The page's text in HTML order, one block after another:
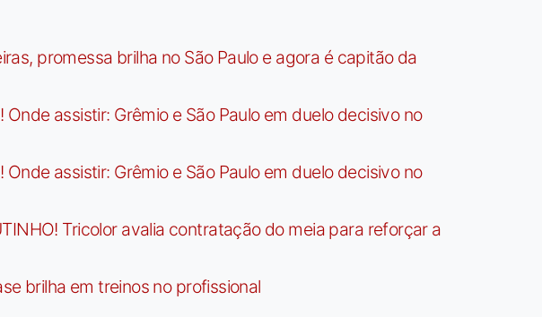
promessa brilha no São Paulo e agora é capitão da
Onde assistir: Grêmio e São Paulo em duelo decisivo no
Onde assistir: Grêmio e São Paulo em duelo decisivo no
Tricolor avalia contratação do meia para reforçar a
brilha em treinos no profissional